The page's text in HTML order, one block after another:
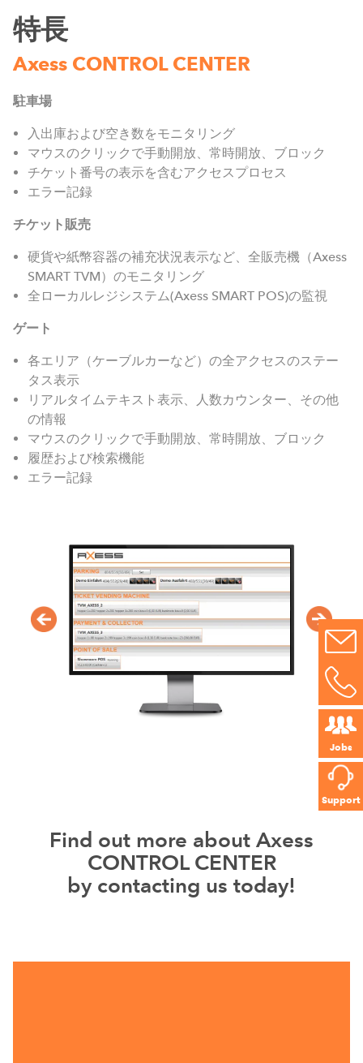
Jobs
Support
特長
Axess CONTROL CENTER
駐車場
入出庫および空き数をモニタリング
マウスのクリックで手動開放、常時開放、ブロック
チケット番号の表示を含むアクセスプロセス
エラー記録
チケット販売
硬貨や紙幣容器の補充状況表示など、全販売機（Axess
SMART TVM）のモニタリング
全ローカルレジシステム(Axess SMART POS)の監視
ゲート
各エリア（ケーブルカーなど）の全アクセスのステー
タス表示
リアルタイムテキスト表示、人数カウンター、その他
の情報
マウスのクリックで手動開放、常時開放、ブロック
履歴および検索機能
エラー記録
Find out more about Axess
CONTROL CENTER
by contacting us today!